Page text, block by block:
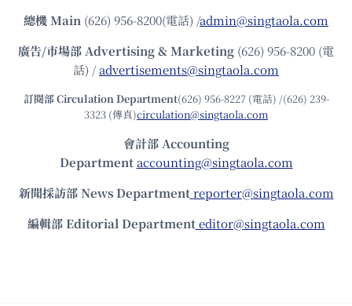
總機Main (626) 956-8200(電話) /admin@singtaola.com
廣告/市場部Advertising & Marketing (626) 956-8200 (電
話) /advertisements@singtaola.com
訂閱部 Circulation Department(626) 956-8227 (電話) /(626) 239-
3323 (傳真)circulation@singtaola.com
會計部 Accounting
Department accounting@singtaola.com
新聞採訪部 News Department reporter@singtaola.com
編輯部 Editorial Department editor@singtaola.com